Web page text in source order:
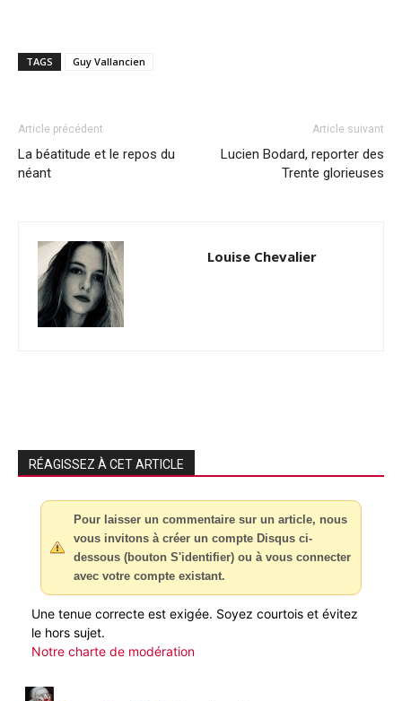
TAGS Guy Vallancien
Article précédent
La béatitude et le repos du
néant
Article suivant
Lucien Bodard, reporter des
Trente glorieuses
Louise Chevalier
RÉAGISSEZ À CET ARTICLE
Pour laisser un commentaire sur un article, nous
vous invitons à créer un compte Disqus ci-
dessous (bouton S'identifier) ou à vous connecter
avec votre compte existant.
Une tenue correcte est exigée. Soyez courtois et évitez
le hors sujet.
Notre charte de modération